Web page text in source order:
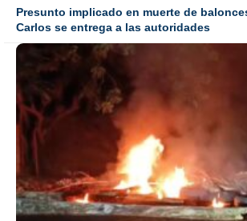
Presunto implicado en muerte de
Carlos se entrega a las autoridades